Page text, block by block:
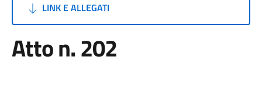
LINK E ALLEGATI
Atto n. 202